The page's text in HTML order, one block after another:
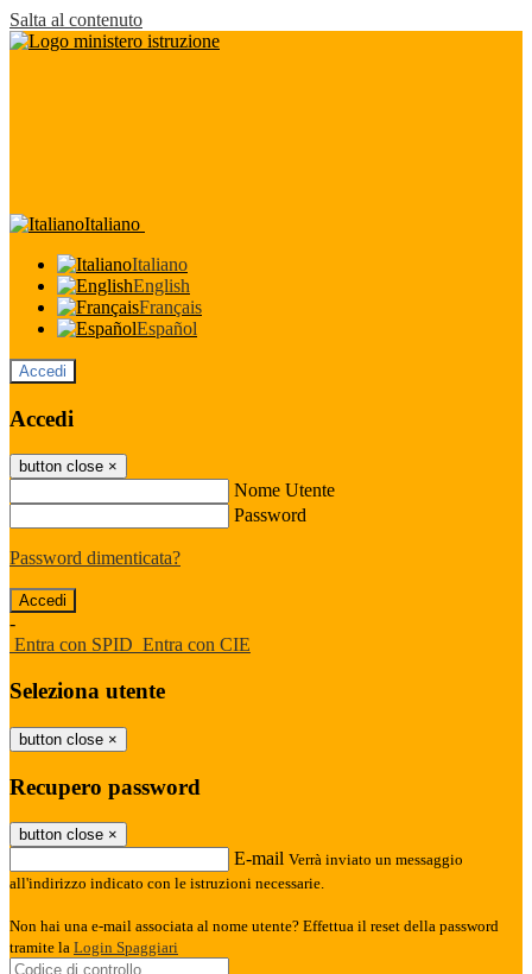
Salta al contenuto
Italiano
Italiano
English
Français
Español
Accedi
Accedi
button close ×
Nome Utente
Password
Password dimenticata?
-
Entra con SPID Entra con CIE
Seleziona utente
button close ×
Recupero password
button close ×
E-mail Verrà inviato un messaggio
all'indirizzo indicato con le istruzioni necessarie.
Non hai una e-mail associata al nome utente? Effettua il reset della password
tramite la Login Spaggiari